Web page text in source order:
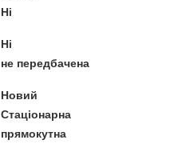
Ні
Ні
не передбачена
Новий
Стаціонарна
прямокутна